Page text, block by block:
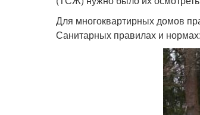
Для многоквартирных домов
Санитарных правилах и